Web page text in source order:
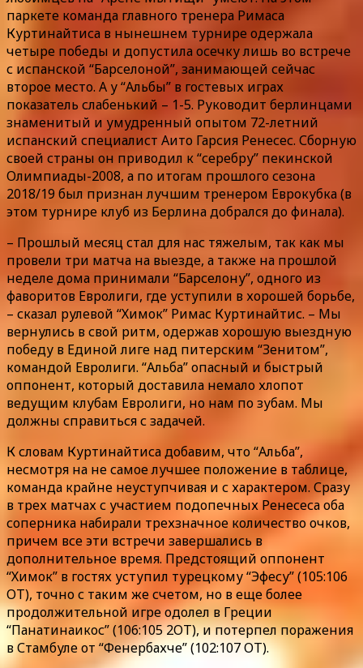
паркете команда главного тренера Римаса
Куртинайтиса в нынешнем турнире одержала
четыре победы и допустила осечку лишь во встрече
с испанской “Барселоной”, занимающей сейчас
второе место. А у “Альбы” в гостевых играх
показатель слабенький – 1-5. Руководит берлинцами
знаменитый и умудренный опытом 72-летний
испанский специалист Аито Гарсия Ренесес. Сборную
своей страны он приводил к “серебру” пекинской
Олимпиады-2008, а по итогам прошлого сезона
2018/19 был признан лучшим тренером Еврокубка (в
этом турнире клуб из Берлина добрался до финала).
– Прошлый месяц стал для нас тяжелым, так как мы
провели три матча на выезде, а также на прошлой
неделе дома принимали “Барселону”, одного из
фаворитов Евролиги, где уступили в хорошей борьбе,
– сказал рулевой “Химок” Римас Куртинайтис. – Мы
вернулись в свой ритм, одержав хорошую выездную
победу в Единой лиге над питерским “Зенитом”,
командой Евролиги. “Альба” опасный и быстрый
оппонент, который доставила немало хлопот
ведущим клубам Евролиги, но нам по зубам. Мы
должны справиться с задачей.
К словам Куртинайтиса добавим, что “Альба”,
несмотря на не самое лучшее положение в таблице,
команда крайне неуступчивая и с характером. Сразу
в трех матчах с участием подопечных Ренесеса оба
соперника набирали трехзначное количество очков,
причем все эти встречи завершались в
дополнительное время. Предстоящий оппонент
“Химок” в гостях уступил турецкому “Эфесу” (105:106
ОТ), точно с таким же счетом, но в еще более
продолжительной игре одолел в Греции
“Панатинаикос” (106:105 2ОТ), и потерпел поражения
в Стамбуле от “Фенербахче” (102:107 ОТ).